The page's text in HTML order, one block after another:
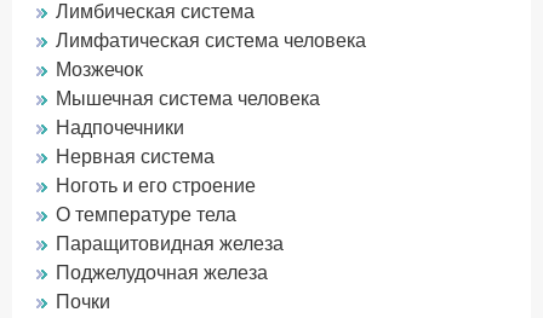
Лимбическая система
Лимфатическая система человека
Мозжечок
Мышечная система человека
Надпочечники
Нервная система
Ноготь и его строение
О температуре тела
Паращитовидная железа
Поджелудочная железа
Почки